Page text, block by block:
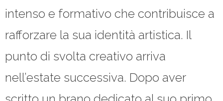
intenso e formativo che contribuisce a
rafforzare la sua identità artistica. Il
punto di svolta creativo arriva
nell’estate successiva. Dopo aver